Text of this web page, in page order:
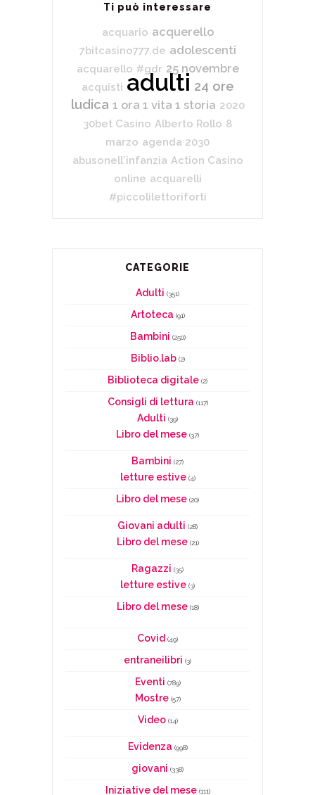
Ti può interessare
acquario acquerello
7bitcasino777.de adolescenti
acquarello #gdr 25 novembre
acquisti adulti 24 ore
ludica 1 ora 1 vita 1 storia 2020
30bet Casino Alberto Rollo 8
marzo agenda 2030
abusonell'infanzia Action Casino
online acquarelli
#piccolilettoriforti
CATEGORIE
Adulti (351)
Artoteca (91)
Bambini (250)
Biblio.lab(2)
Biblioteca digitale (2)
Consigli di lettura (117)
Adulti (39)
Libro del mese (37)
Bambini (27)
letture estive(4)
Libro del mese (20)
Giovani adulti (28)
Libro del mese(21)
Ragazzi (35)
letture estive (3)
Libro del mese(18)
Covid (49)
entraneilibri (3)
Eventi (789)
Mostre(57)
Video(14)
Evidenza (998)
giovani (338)
Iniziative del mese(111)